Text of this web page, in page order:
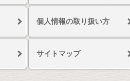
個人情報の取り扱い方
サイトマップ